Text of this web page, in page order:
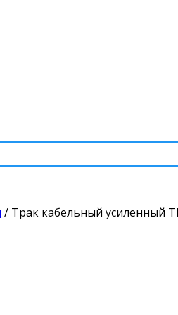
/ Трак кабельный усиленный